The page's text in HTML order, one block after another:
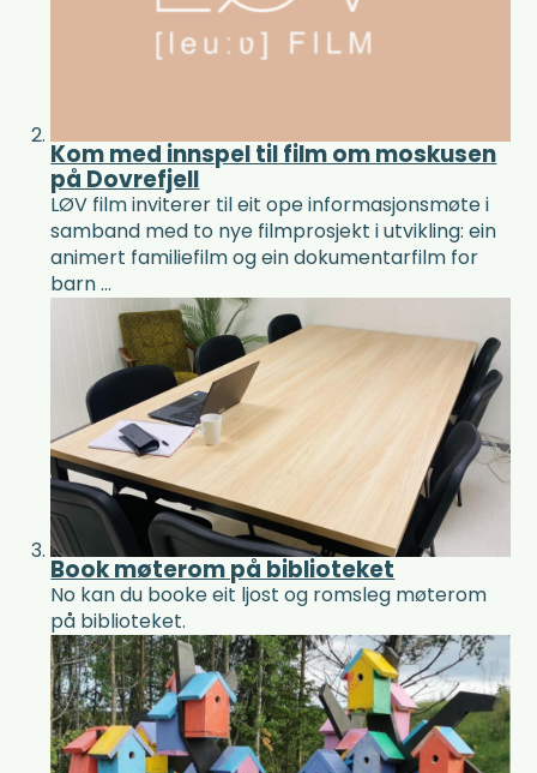
Kom med innspel til film om moskusen
på Dovrefjell
LØV film inviterer til eit ope informasjonsmøte i
samband med to nye filmprosjekt i utvikling: ein
animert familiefilm og ein dokumentarfilm for
barn ...
Book møterom på biblioteket
No kan du booke eit ljost og romsleg møterom
på biblioteket.